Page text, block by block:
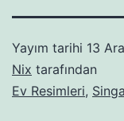
Yayım tarihi 13
Nix tarafından
Ev Resimleri,